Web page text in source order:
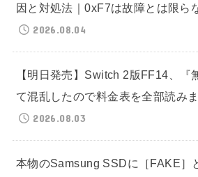
因と対処法｜0xF7は故障とは限ら
2026.08.04
【明日発売】Switch 2版FF14、『
て混乱したので料金表を全部読み
2026.08.03
本物のSamsung SSDに［FAKE］